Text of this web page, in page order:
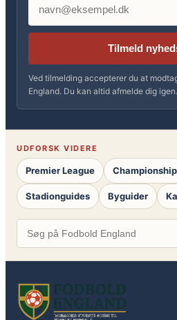
Tilmeld
Ved tilmelding accepterer du at
England. Du kan altid afmelde dig igen.
UDFORSK VIDERE
Premier League Championship
Stadionguides Byguider